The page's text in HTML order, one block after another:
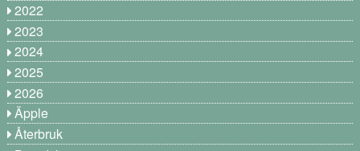
2022
2023
2024
2025
2026
Äpple
Återbruk